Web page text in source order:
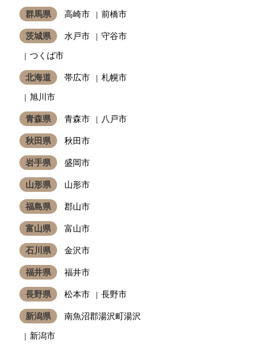
群馬県 高崎市 前橋市
茨城県 水戸市
守谷市
つくば市
北海道 帯広市
札幌市
旭川市
青森県 青森市 八戸市
秋田県 秋田市
岩手県 盛岡市
山形県 山形市
福島県 郡山市
富山県 富山市
石川県 金沢市
福井県 福井市
長野県 松本市 長野市
新潟県
南魚沼郡湯沢町湯沢
新潟市